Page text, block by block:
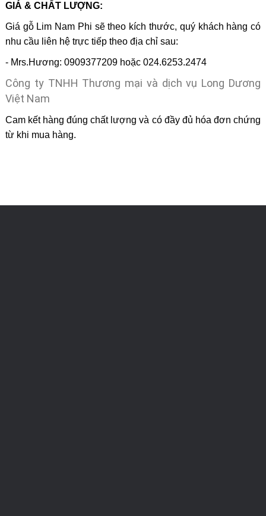
GIÁ & CHẤT LƯỢNG:
Giá gỗ Lim Nam Phi sẽ theo kích thước, quý khách hàng có
nhu cầu liên hệ trực tiếp theo địa chỉ sau:
- Mrs.Hương: 0909377209 hoặc 024.6253.2474
Công ty TNHH Thương mại và dịch vụ Long Dương
Việt Nam
Cam kết hàng đúng chất lượng và có đầy đủ hóa đơn chứng
từ khi mua hàng.